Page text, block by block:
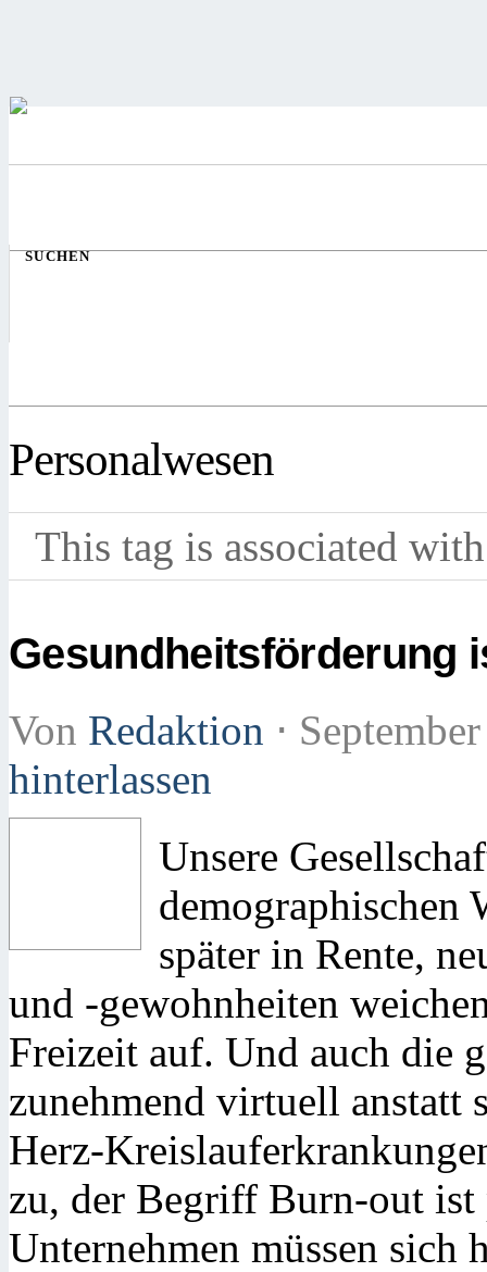
SUCHEN
Personalwesen
This tag is associated
Gesundheitsförderung
Von Redaktion ⋅
hinterlassen
Unsere
demographischen
später in Rente,
und -gewohnheiten
Freizeit auf. Und auch die
zunehmend virtuell anstatt
Herz-
zu, der Begriff Burn-out
Unternehmen müssen